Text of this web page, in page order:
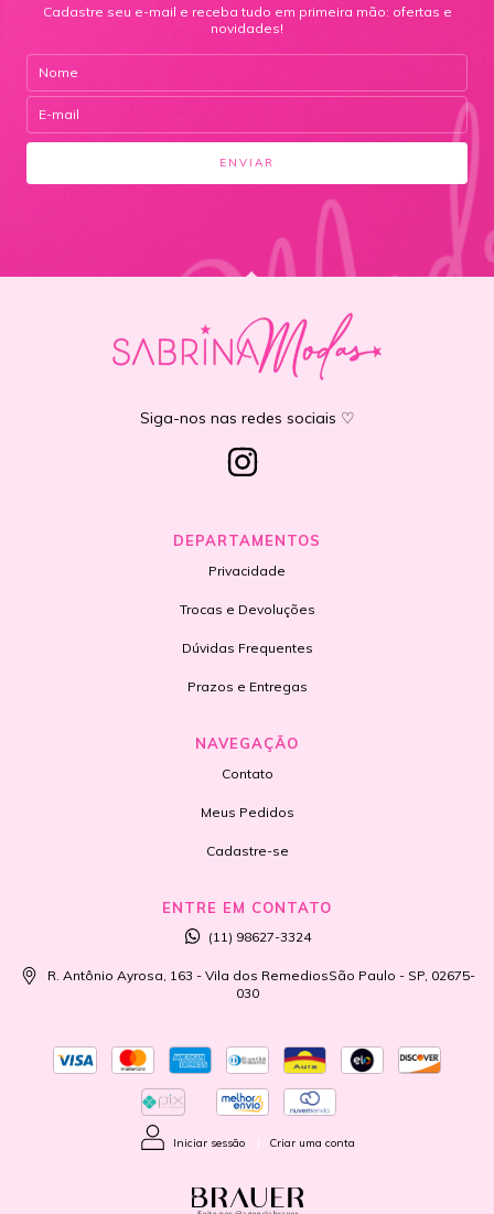
Cadastre seu e-mail e receba tudo em primeira mão: ofertas e
novidades!
Siga-nos nas redes sociais ♡
DEPARTAMENTOS
Privacidade
Trocas e Devoluções
Dúvidas Frequentes
Prazos e Entregas
NAVEGAÇÃO
Contato
Meus Pedidos
Cadastre-se
ENTRE EM CONTATO
(11) 98627-3324
R. Antônio Ayrosa, 163 - Vila dos RemediosSão Paulo - SP, 02675-
030
Iniciar sessão Criar uma conta